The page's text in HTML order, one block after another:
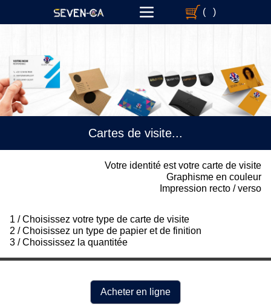
( )
Cartes de visite...
Votre identité est votre carte de visite
Graphisme en couleur
Impression recto / verso
1 / Choisissez votre type de carte de visite
2 / Choisissez un type de papier et de finition
3 / Choississez la quantitée
Acheter en ligne